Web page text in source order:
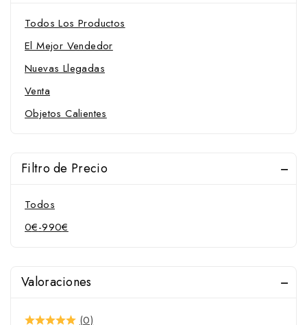
Todos Los Productos
El Mejor Vendedor
Nuevas Llegadas
Venta
Objetos Calientes
Filtro de Precio
Todos
0€-990€
Valoraciones
(0)